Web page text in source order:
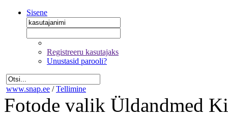
Sisene
Registreeru kasutajaks
Unustasid parooli?
www.snap.ee / Tellimine
Fotode valik Üldandmed